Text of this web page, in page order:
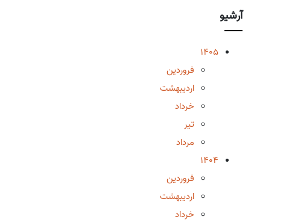
آرشیو
1405
فروردین
اردیبهشت
خرداد
تیر
مرداد
1404
فروردین
اردیبهشت
خرداد